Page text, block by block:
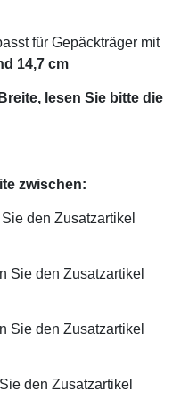
für Gepäckträger mit
14,7 cm
lesen Sie bitte die
zwischen:
den Zusatzartikel
Sie den Zusatzartikel
Sie den Zusatzartikel
den Zusatzartikel